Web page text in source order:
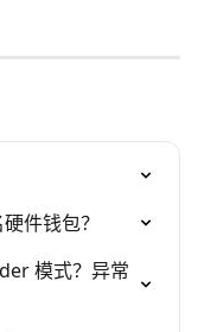
件钱包？
模式？异常